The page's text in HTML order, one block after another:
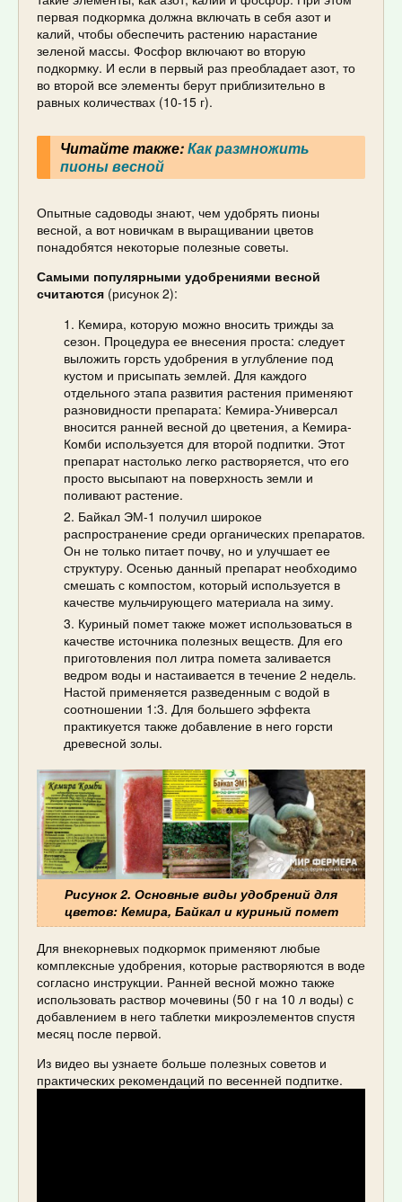
первая подкормка должна включать в себя азот и
калий, чтобы обеспечить растению нарастание
зеленой массы. Фосфор включают во вторую
подкормку. И если в первый раз преобладает азот, то
во второй все элементы берут приблизительно в
равных количествах (10-15 г).
Читайте также:Как размножить
пионы весной
Опытные садоводы знают, чем удобрять пионы
весной, а вот новичкам в выращивании цветов
понадобятся некоторые полезные советы.
Самыми популярными удобрениями весной
считаются (рисунок 2):
Кемира, которую можно вносить трижды за
сезон. Процедура ее внесения проста: следует
выложить горсть удобрения в углубление под
кустом и присыпать землей. Для каждого
отдельного этапа развития растения применяют
разновидности препарата: Кемира-Универсал
вносится ранней весной до цветения, а Кемира-
Комби используется для второй подпитки. Этот
препарат настолько легко растворяется, что его
просто высыпают на поверхность земли и
поливают растение.
Байкал ЭМ-1 получил широкое
распространение среди органических препаратов.
Он не только питает почву, но и улучшает ее
структуру. Осенью данный препарат необходимо
смешать с компостом, который используется в
качестве мульчирующего материала на зиму.
Куриный помет также может использоваться в
качестве источника полезных веществ. Для его
приготовления пол литра помета заливается
ведром воды и настаивается в течение 2 недель.
Настой применяется разведенным с водой в
соотношении 1:3. Для большего эффекта
практикуется также добавление в него горсти
древесной золы.
Рисунок 2. Основные виды удобрений для
цветов: Кемира, Байкал и куриный помет
Для внекорневых подкормок применяют любые
комплексные удобрения, которые растворяются в воде
согласно инструкции. Ранней весной можно также
использовать раствор мочевины (50 г на 10 л воды) с
добавлением в него таблетки микроэлементов спустя
месяц после первой.
Из видео вы узнаете больше полезных советов и
практических рекомендаций по весенней подпитке.